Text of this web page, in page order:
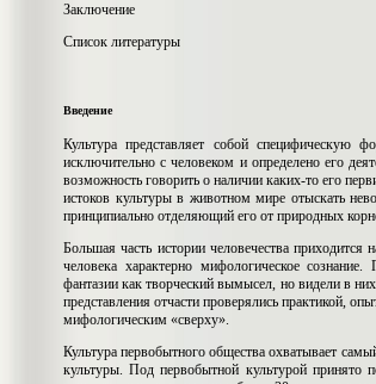
Заключение
Список литературы
Введение
Культура представляет собой специфическую
исключительно с человеком и определено его
возможность говорить о наличии каких-то его
истоков культуры в животном мире отыскать
принципиально отделяющий его от природных
Большая часть истории человечества
человека характерно мифологическое
фантазии как творческий вымысел, но видели в
представления отчасти проверялись практикой,
мифологическим «сверху».
Культура первобытного общества охватывает
культуры. Под первобытной культурой принято